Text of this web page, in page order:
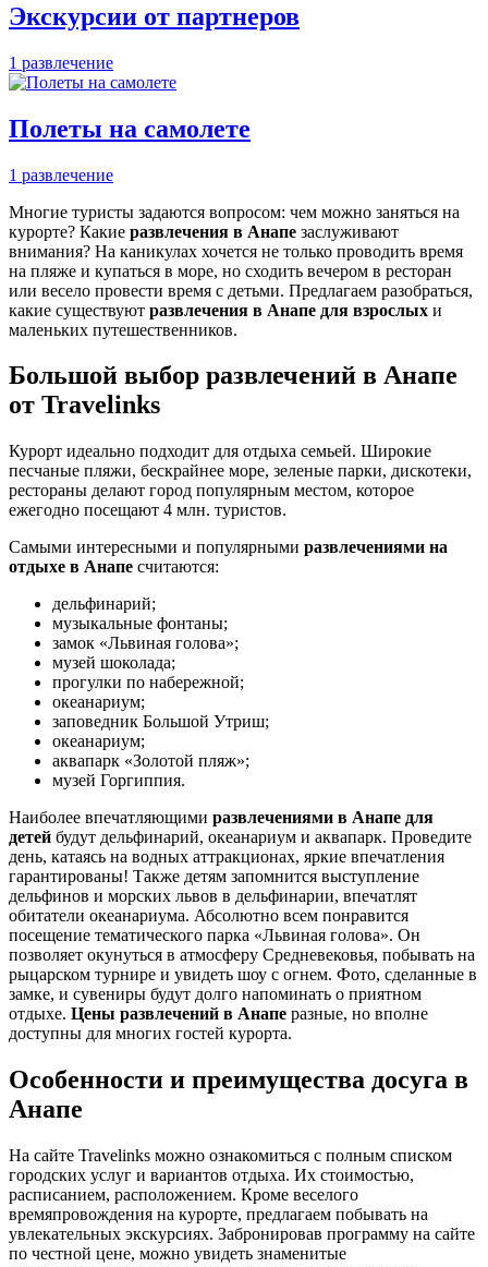
Экскурсии от партнеров
1 развлечение
Полеты на самолете
1 развлечение
Многие туристы задаются вопросом: чем можно заняться на
курорте? Какие развлечения в Анапе заслуживают
внимания? На каникулах хочется не только проводить время
на пляже и купаться в море, но сходить вечером в ресторан
или весело провести время с детьми. Предлагаем разобраться,
какие существуют развлечения в Анапе для взрослых и
маленьких путешественников.
Большой выбор развлечений в Анапе
от Travelinks
Курорт идеально подходит для отдыха семьей. Широкие
песчаные пляжи, бескрайнее море, зеленые парки, дискотеки,
рестораны делают город популярным местом, которое
ежегодно посещают 4 млн. туристов.
Самыми интересными и популярными развлечениями на
отдыхе в Анапе считаются:
дельфинарий;
музыкальные фонтаны;
замок «Львиная голова»;
музей шоколада;
прогулки по набережной;
океанариум;
заповедник Большой Утриш;
океанариум;
аквапарк «Золотой пляж»;
музей Горгиппия.
Наиболее впечатляющими развлечениями в Анапе для
детей будут дельфинарий, океанариум и аквапарк. Проведите
день, катаясь на водных аттракционах, яркие впечатления
гарантированы! Также детям запомнится выступление
дельфинов и морских львов в дельфинарии, впечатлят
обитатели океанариума. Абсолютно всем понравится
посещение тематического парка «Львиная голова». Он
позволяет окунуться в атмосферу Средневековья, побывать на
рыцарском турнире и увидеть шоу с огнем. Фото, сделанные в
замке, и сувениры будут долго напоминать о приятном
отдыхе. Цены развлечений в Анапе разные, но вполне
доступны для многих гостей курорта.
Особенности и преимущества досуга в
Анапе
На сайте Travelinks можно ознакомиться с полным списком
городских услуг и вариантов отдыха. Их стоимостью,
расписанием, расположением. Кроме веселого
времяпровождения на курорте, предлагаем побывать на
увлекательных экскурсиях. Забронировав программу на сайте
по честной цене, можно увидеть знаменитые